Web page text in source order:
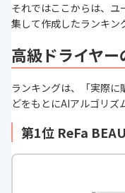
それではここからは、
集して作成したランキン
高級ドライヤ
ランキングは、「実際
どをもとにAIアルゴリズ
第1位 ReFa